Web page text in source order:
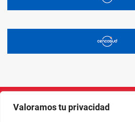
Valoramos tu privacidad
InstagramFacebook
X